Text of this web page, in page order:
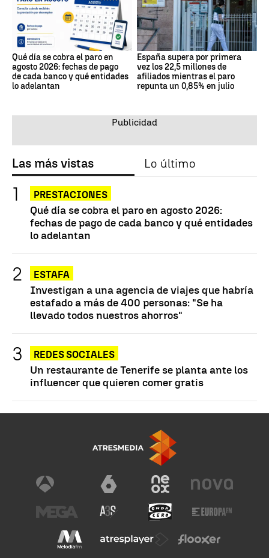
Qué día se cobra el paro en
agosto 2026: fechas de pago
de cada banco y qué entidades
lo adelantan
España supera por primera
vez los 22,5 millones de
afiliados mientras el paro
repunta un 0,85% en julio
Las más vistas Lo último
PRESTACIONES
Qué día se cobra el paro en agosto 2026:
fechas de pago de cada banco y qué entidades
lo adelantan
ESTAFA
Investigan a una agencia de viajes que habría
estafado a más de 400 personas: "Se ha
llevado todos nuestros ahorros"
REDES SOCIALES
Un restaurante de Tenerife se planta ante los
influencer que quieren comer gratis